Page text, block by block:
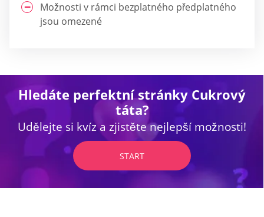
Možnosti v rámci bezplatného předplatného
jsou omezené
Hledáte perfektní stránky Cukrový
táta?
Udělejte si kvíz a zjistěte nejlepší možnosti!
START